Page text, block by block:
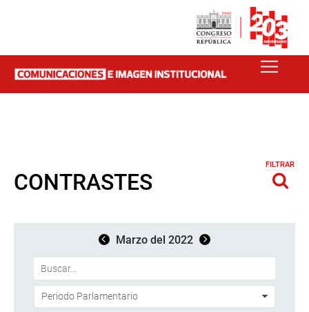
CONTRASTES
FILTRAR
Marzo del 2022